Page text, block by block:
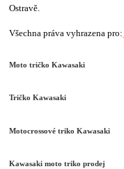
Ostravě.
Všechna práva vyhrazena pro:
Moto tričko Kawasaki
Tričko Kawasaki
Motocrossové triko Kawasaki
Kawasaki moto triko prodej